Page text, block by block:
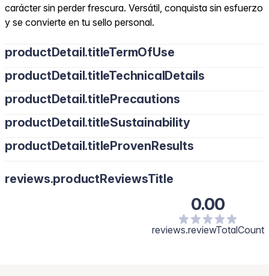
carácter sin perder frescura. Versátil, conquista sin esfuerzo
y se convierte en tu sello personal.
productDetail.titleTermOfUse
productDetail.titleTechnicalDetails
productDetail.titlePrecautions
productDetail.titleSustainability
productDetail.titleProvenResults
reviews.productReviewsTitle
0.00
reviews.reviewTotalCount